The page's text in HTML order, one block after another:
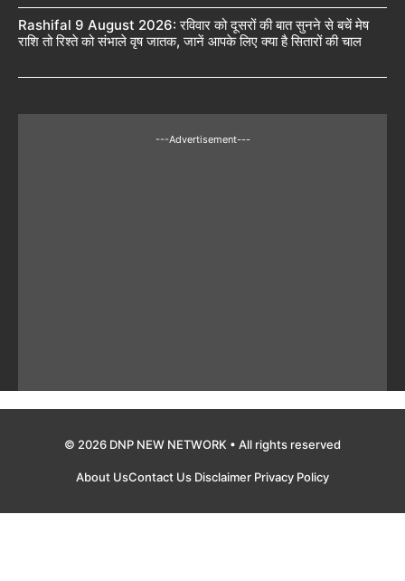
Rashifal 9 August 2026: रविवार को दूसरों की बात सुनने से बचें मेष
राशि तो रिश्ते को संभाले वृष जातक, जानें आपके लिए क्या है सितारों की चाल
---Advertisement---
© 2026 DNP NEW NETWORK • All rights reserved
About UsContact Us Disclaimer Privacy Policy